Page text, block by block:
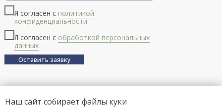
Я согласен с политикой
конфиденциальности
Я согласен с обработкой персональных
данных
Оставить заявку
Наш сайт собирает файлы куки